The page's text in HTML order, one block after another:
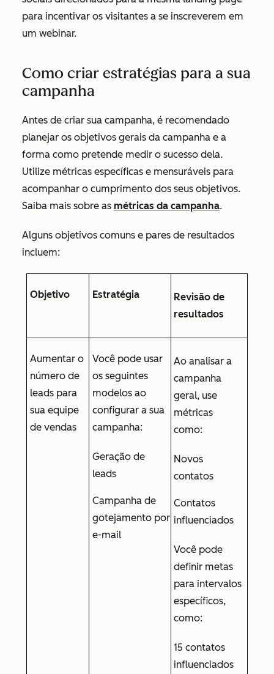
para incentivar os visitantes a se inscreverem em
um webinar.
Como criar estratégias para a sua
campanha
Antes de criar sua campanha, é recomendado
planejar os objetivos gerais da campanha e a
forma como pretende medir o sucesso dela.
Utilize métricas específicas e mensuráveis para
acompanhar o cumprimento dos seus objetivos.
Saiba mais sobre as métricas da campanha.
Alguns objetivos comuns e pares de resultados
incluem:
Objetivo Estratégia
Revisão de
resultados
Aumentar o
número de
leads para
sua equipe
de vendas
Você pode usar
os seguintes
modelos ao
configurar a sua
campanha:
Geração de
leads
Campanha de
gotejamento por
e-mail
Ao analisar a
campanha
geral, use
métricas
como:
Novos
contatos
Contatos
influenciados
Você pode
definir metas
para intervalos
específicos,
como:
15 contatos
influenciados